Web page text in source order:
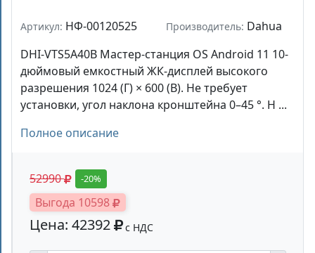
Артикул: НФ-00120525 Производитель: Dahua
DHI-VTS5A40B Мастер-станция OS Android 11 10-
дюймовый емкостный ЖК-дисплей высокого
разрешения 1024 (Г) × 600 (В). Не требует
установки, угол наклона кронштейна 0–45 °. H ...
Полное описание
52990 -20%
Выгода 10598
Цена: 42392 с НДС